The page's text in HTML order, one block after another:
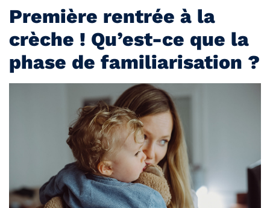
Première rentrée à la
crèche ! Qu’est-ce que la
phase de familiarisation ?